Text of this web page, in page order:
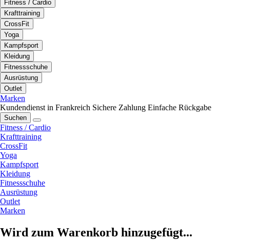
Fitness / Cardio
Krafttraining
CrossFit
Yoga
Kampfsport
Kleidung
Fitnessschuhe
Ausrüstung
Outlet
Marken
Kundendienst in Frankreich Sichere Zahlung Einfache Rückgabe
Suchen
Fitness / Cardio
Krafttraining
CrossFit
Yoga
Kampfsport
Kleidung
Fitnessschuhe
Ausrüstung
Outlet
Marken
Wird zum Warenkorb hinzugefügt...